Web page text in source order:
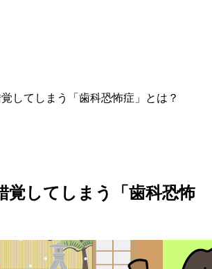
してしまう「歯科恐怖症」とは？
覚してしまう「歯科恐怖